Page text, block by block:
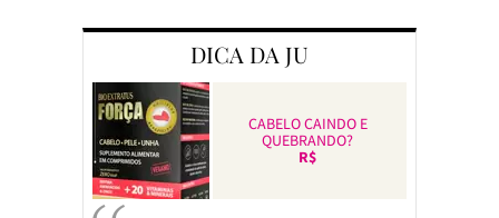
DICA DA JU
CABELO CAINDO E
QUEBRANDO?
R$